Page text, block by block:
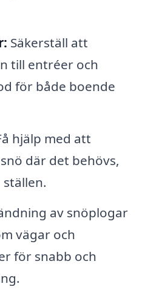
Säkerställ att
till entréer och
för både boende
hjälp med att
där det behövs,
av snöplogar
vägar och
för snabb och